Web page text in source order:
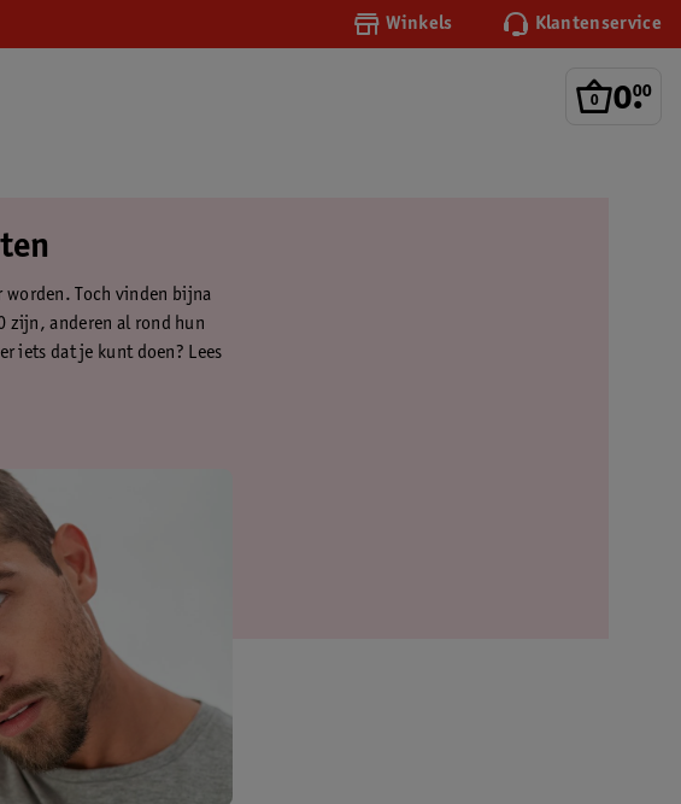
Winkels Klantenservice
0.
00
worden. Toch vinden bijna
zijn, anderen al rond hun
iets dat je kunt doen? Lees